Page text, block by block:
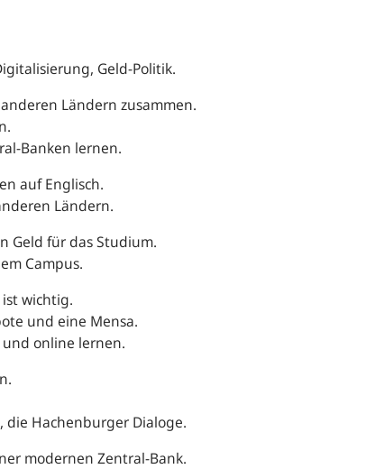
Geld-Politik.
Ländern zusammen.
Banken lernen.
auf Englisch.
Ländern.
Geld für das Studium.
Campus.
wichtig.
und eine Mensa.
online lernen.
die Hachenburger Dialoge.
modernen Zentral-Bank.